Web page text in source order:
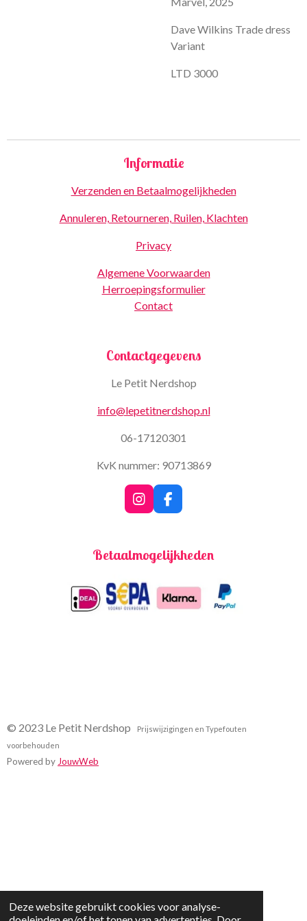
Deze website gebruikt cookies voor analyse-
Dave Wilkins Trade dress
Variant
LTD 3000
Informatie
Verzenden en Betaalmogelijkheden
Annuleren, Retourneren, Ruilen, Klachten
Privacy
Algemene Voorwaarden
Herroepingsformulier
Contact
Contactgegevens
Le Petit Nerdshop
info@lepetitnerdshop.nl
06-17120301
KvK nummer: 90713869
I
n
a
r
a
m
F
a
b
k
Betaalmogelijkheden
© 2023 Le Petit Nerdshop
Prijswijzigingen en Typefouten
voorbehouden
Powered by JouwWeb